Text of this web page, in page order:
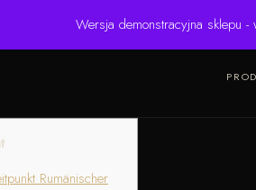
Wersja demonstracyjna sklepu
Rumänischer